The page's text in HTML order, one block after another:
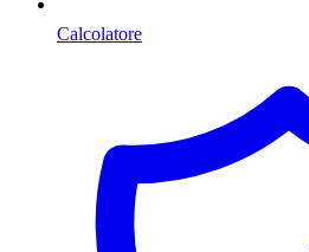
Calcolatore